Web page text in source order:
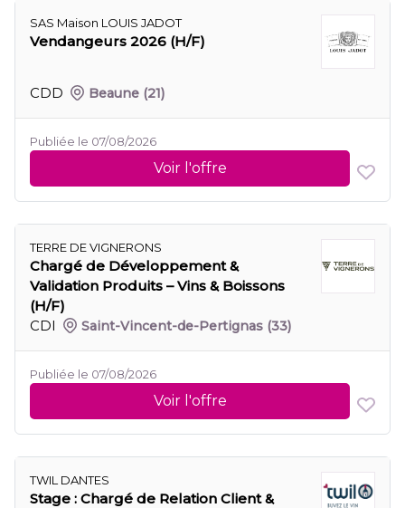
SAS Maison LOUIS JADOT
Vendangeurs 2026 (H/F)
CDD Beaune (21)
Publiée le 07/08/2026
Voir l'offre
TERRE DE VIGNERONS
Chargé de Développement &
Validation Produits – Vins & Boissons
(H/F)
CDI
Saint-Vincent-de-Pertignas (33)
Publiée le 07/08/2026
Voir l'offre
TWIL DANTES
Stage : Chargé de Relation Client &